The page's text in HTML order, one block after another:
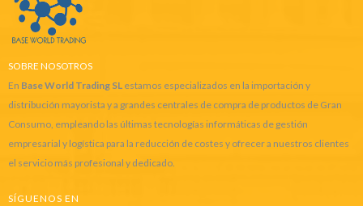
SOBRE NOSOTROS
En Base World Trading SL estamos especializados en la importación y
distribución mayorista y a grandes centrales de compra de productos de Gran
Consumo, empleando las últimas tecnologías informáticas de gestión
empresarial y logística para la reducción de costes y ofrecer a nuestros clientes
el servicio más profesional y dedicado.
SÍGUENOS EN